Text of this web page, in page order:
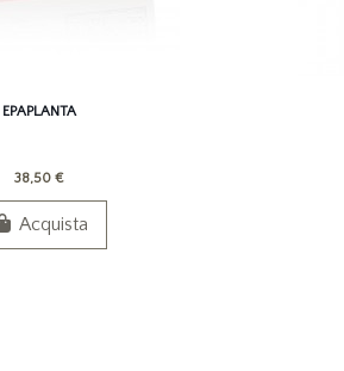
EPAPLANTA
38,50 €
Acquista